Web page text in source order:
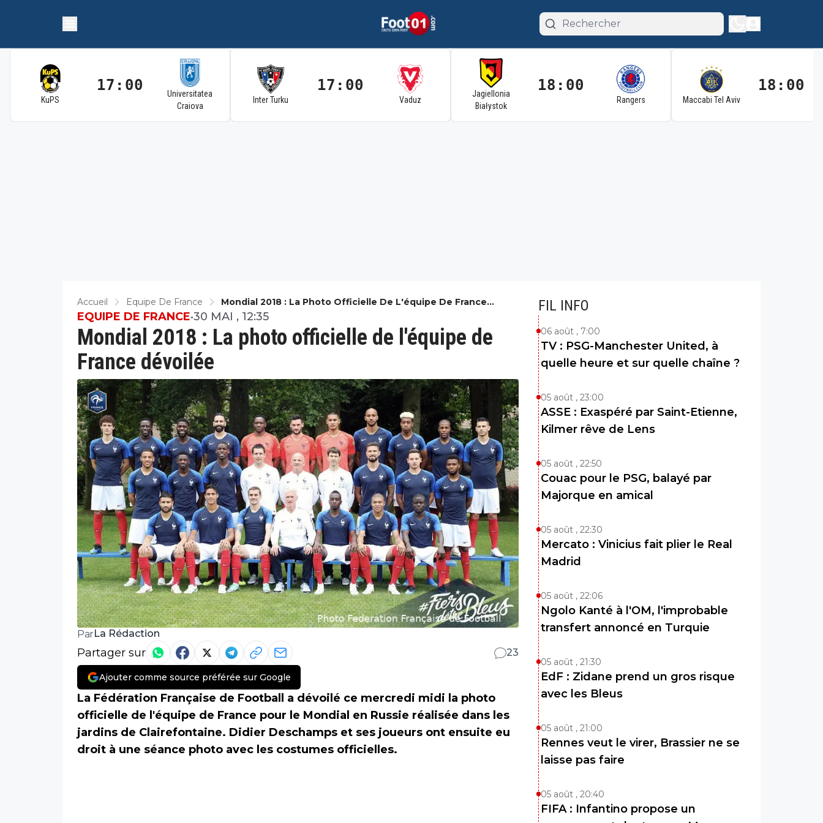
KuPS
17:00
Universitatea
Craiova
Inter Turku
17:00
Vaduz
Jagiellonia
Białystok
18:00
Rangers Maccabi Tel Aviv
18:00
Accueil Equipe De France
Mondial 2018 : La Photo Officielle De L'équipe De France
Dévoilée
Mondial 2018 : La photo officielle de l'équipe de
France dévoilée
EQUIPE DE FRANCE•30 MAI , 12:35
ParLa Rédaction
Partager sur 23
Ajouter comme source préférée sur Google
La Fédération Française de Football a dévoilé ce mercredi midi la photo
officielle de l'équipe de France pour le Mondial en Russie réalisée dans les
jardins de Clairefontaine. Didier Deschamps et ses joueurs ont ensuite eu
droit à une séance photo avec les costumes officielles.
FIL INFO
06 août , 7:00
TV : PSG-Manchester United, à
quelle heure et sur quelle chaîne ?
05 août , 23:00
ASSE : Exaspéré par Saint-Etienne,
Kilmer rêve de Lens
05 août , 22:50
Couac pour le PSG, balayé par
Majorque en amical
05 août , 22:30
Mercato : Vinicius fait plier le Real
Madrid
05 août , 22:06
Ngolo Kanté à l'OM, l'improbable
transfert annoncé en Turquie
05 août , 21:30
EdF : Zidane prend un gros risque
avec les Bleus
05 août , 21:00
Rennes veut le virer, Brassier ne se
laisse pas faire
05 août , 20:40
FIFA : Infantino propose un